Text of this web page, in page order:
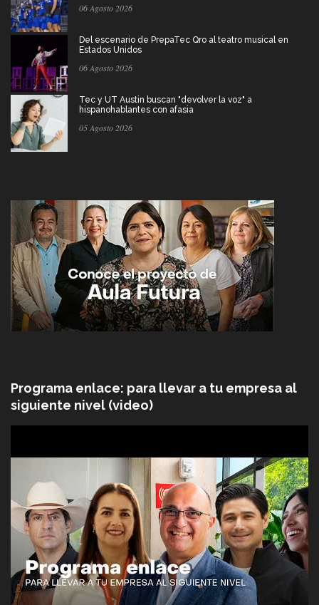
06 Agosto 2026
Del escenario de PrepaTec Qro al teatro musical en
Estados Unidos
06 Agosto 2026
Tec y UT Austin buscan "devolver la voz" a
hispanohablantes con afasia
05 Agosto 2026
Programa enlace: para llevar a tu empresa al
siguiente nivel (video)